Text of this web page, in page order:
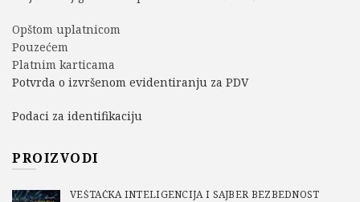
Opštom uplatnicom
Pouzećem
Platnim karticama
Potvrda o izvršenom evidentiranju za PDV
Podaci za identifikaciju
PROIZVODI
VEŠTAČKA INTELIGENCIJA I SAJBER BEZBEDNOST